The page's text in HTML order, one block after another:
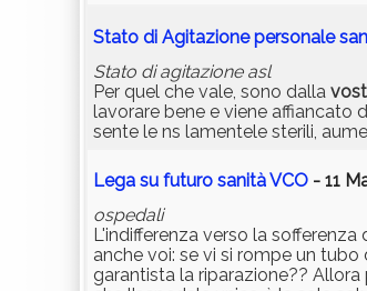
Stato di Agitazione personale
Stato di agitazione asl
Per quel che vale, sono dalla
lavorare bene e viene affiancato
sente le ns lamentele sterili,
Lega su futuro sanità VCO - 11
ospedali
L'indifferenza verso la
anche voi: se vi si rompe un
garantista la riparazione??